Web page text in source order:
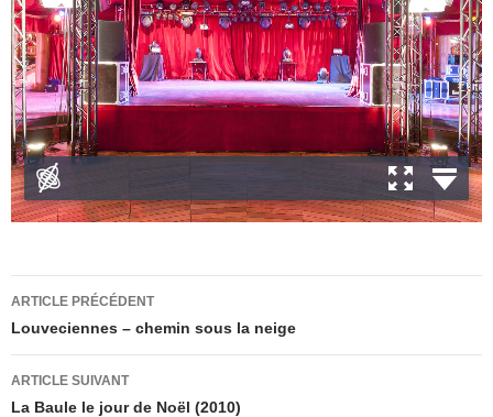
Navigation
des
articles
ARTICLE PRÉCÉDENT
Louveciennes – chemin sous la neige
ARTICLE SUIVANT
La Baule le jour de Noël (2010)